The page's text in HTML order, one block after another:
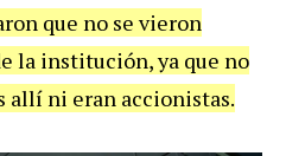
que no se vieron
la institución, ya que no
allí ni eran accionistas.